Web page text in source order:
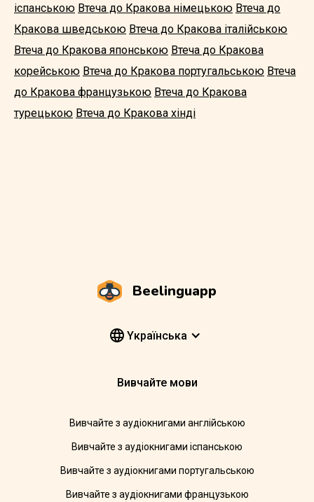
іспанською Втеча до Кракова німецькою Втеча до
Кракова шведською Втеча до Кракова італійською
Втеча до Кракова японською Втеча до Кракова
корейською Втеча до Кракова португальською Втеча
до Кракова французькою Втеча до Кракова
турецькою Втеча до Кракова хінді
Beelinguapp
Yкраїнська
Вивчайте мови
Вивчайте з аудіокнигами англійською
Вивчайте з аудіокнигами іспанською
Вивчайте з аудіокнигами португальською
Вивчайте з аудіокнигами французькою